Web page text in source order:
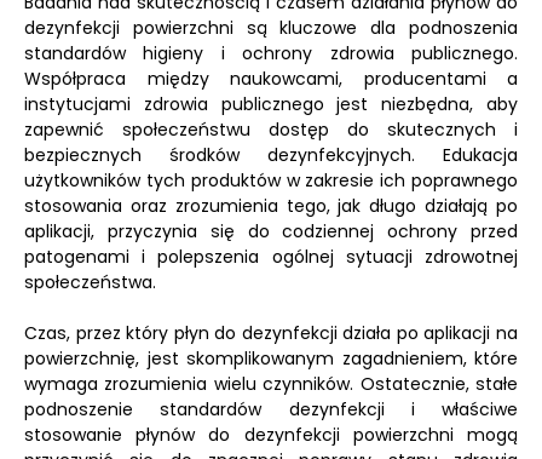
dezynfekcji powierzchni są kluczowe dla podnoszenia
standardów higieny i ochrony zdrowia publicznego.
Współpraca między naukowcami, producentami a
instytucjami zdrowia publicznego jest niezbędna, aby
zapewnić społeczeństwu dostęp do skutecznych i
bezpiecznych środków dezynfekcyjnych. Edukacja
użytkowników tych produktów w zakresie ich poprawnego
stosowania oraz zrozumienia tego, jak długo działają po
aplikacji, przyczynia się do codziennej ochrony przed
patogenami i polepszenia ogólnej sytuacji zdrowotnej
społeczeństwa.
Czas, przez który płyn do dezynfekcji działa po aplikacji na
powierzchnię, jest skomplikowanym zagadnieniem, które
wymaga zrozumienia wielu czynników. Ostatecznie, stałe
podnoszenie standardów dezynfekcji i właściwe
stosowanie płynów do dezynfekcji powierzchni mogą